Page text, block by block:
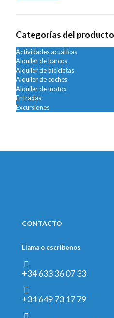
Categorías del producto
Actividades acuáticas
Alquiler de barcos
Alquiler de bicicletas
Alquiler de coches
Alquiler de motos
Entradas
Excursiones
CONTACTO
Llama o escríbenos
+34 633 36 07 33
+34 649 73 17 79